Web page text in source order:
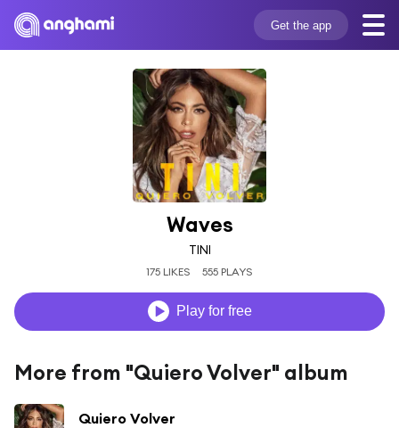
Get the app
Waves
TINI
175 LIKES 555 PLAYS
Play for free
More from "Quiero Volver" album
Quiero Volver